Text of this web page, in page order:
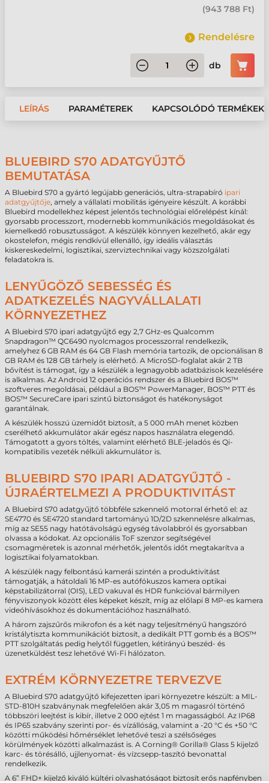
(943 788 Ft)
Rendelésre
db
LEÍRÁS PARAMÉTEREK KAPCSOLÓDÓ TERMÉKEK
BLUEBIRD S70 ADATGYŰJTŐ
BEMUTATÁSA
A Bluebird S70 a gyártó legújabb generációs, ultra-strapabíró ipari
adatgyűjtője, amely a vállalati mobilitás igényeire készült. A korábbi
Bluebird modellekhez képest jelentős technológiai előrelépést kínál:
gyorsabb processzort, modernebb kommunikációs megoldásokat és
kiemelkedő robusztusságot. A készülék könnyen kezelhető, akár egy
okostelefon, mégis rendkívül ellenálló, így ideális választás
kiskereskedelmi, logisztikai, szerviztechnikai vagy közszolgálati
feladatokra is.
LENYŰGÖZŐ SEBESSÉG ÉS
ADATKEZELÉS NAGYVÁLLALATI
KÖRNYEZETHEZ
A Bluebird S70 ipari adatgyűjtő egy 2,7 GHz-es Qualcomm
Snapdragon™ QC6490 nyolcmagos processzorral rendelkezik,
amelyhez 6 GB RAM és 64 GB Flash memória tartozik, de opcionálisan 8
GB RAM és 128 GB tárhely is elérhető. A MicroSD-foglalat akár 2 TB
bővítést is támogat, így a készülék a legnagyobb adatbázisok kezelésére
is alkalmas. Az Android 12 operációs rendszer és a Bluebird BOS™
szoftveres megoldásai, például a BOS™ PowerManager, BOS™ PTT és
BOS™ SecureCare ipari szintű biztonságot és hatékonyságot
garantálnak.
A készülék hosszú üzemidőt biztosít, a 5 000 mAh menet közben
cserélhető akkumulátor akár egész napos használatra elegendő.
Támogatott a gyors töltés, valamint elérhető BLE-jeladós és Qi-
kompatibilis vezeték nélküli akkumulátor is.
BLUEBIRD S70 IPARI ADATGYŰJTŐ -
ÚJRAÉRTELMEZI A PRODUKTIVITÁST
A Bluebird S70 adatgyűjtő többféle szkennelő motorral érhető el: az
SE4770 és SE4720 standard tartományú 1D/2D szkennelésre alkalmas,
míg az SE55 nagy hatótávolságú egység távolabbról és gyorsabban
olvassa a kódokat. Az opcionális ToF szenzor segítségével
csomagméretek is azonnal mérhetők, jelentős időt megtakarítva a
logisztikai folyamatokban.
A készülék nagy felbontású kamerái szintén a produktivitást
támogatják, a hátoldali 16 MP-es autófókuszos kamera optikai
képstabilizátorral (OIS), LED vakuval és HDR funkcióval bármilyen
fényviszonyok között éles képeket készít, míg az előlapi 8 MP-es kamera
videóhívásokhoz és dokumentációhoz használható.
A három zajszűrős mikrofon és a két nagy teljesítményű hangszóró
kristálytiszta kommunikációt biztosít, a dedikált PTT gomb és a BOS™
PTT szolgáltatás pedig helytől független, kétirányú beszéd- és
üzenetküldést tesz lehetővé Wi-Fi hálózaton.
EXTRÉM KÖRNYEZETRE TERVEZVE
A Bluebird S70 adatgyűjtő kifejezetten ipari környezetre készült: a MIL-
STD-810H szabványnak megfelelően akár 3,05 m magasról történő
többszöri leejtést is kibír, illetve 2 000 ejtést 1 m magasságból. Az IP68
és IP65 szabvány szerinti por- és vízállóság, valamint a -20 °C és +50 °C
közötti működési hőmérséklet lehetővé teszi a szélsőséges
körülmények közötti alkalmazást is. A Corning® Gorilla® Glass 5 kijelző
karc- és törésálló, ujjlenyomat- és vízcsepp-taszító bevonattal
rendelkezik.
A 6” FHD+ kijelző kiváló kültéri olvashatóságot biztosít erős napfényben